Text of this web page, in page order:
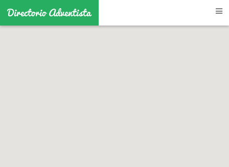
Directorio Adventista